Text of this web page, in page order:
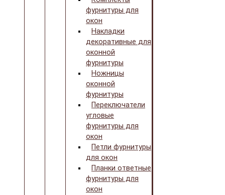
фурнитуры для
окон
Накладки
декоративные для
оконной
фурнитуры
Ножницы
оконной
фурнитуры
Переключатели
угловые
фурнитуры для
окон
Петли фурнитуры
для окон
Планки ответные
фурнитуры для
окон